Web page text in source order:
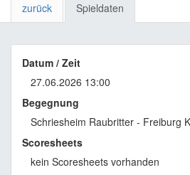
zurück Spieldaten
Datum / Zeit
27.06.2026 13:00
Begegnung
Schriesheim Raubritter - Freiburg
Scoresheets
kein Scoresheets vorhanden